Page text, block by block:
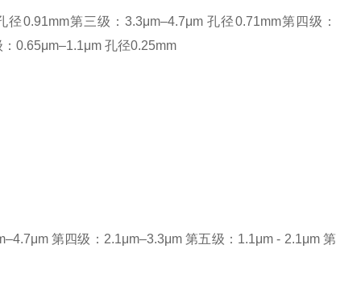
0.91mm第三级：3.3μm–4.7μm 孔径0.71mm第四级：
0.65μm–1.1μm 孔径0.25mm
第四级：2.1μm–3.3μm 第五级：1.1μm - 2.1μm 第